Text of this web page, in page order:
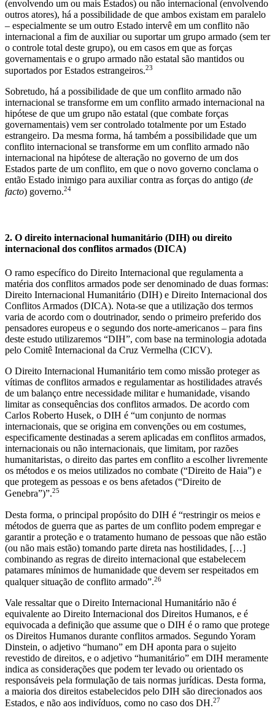
(envolvendo um ou mais Estados) ou não internacional (envolvendo
outros atores), há a possibilidade de que ambos existam em paralelo
– especialmente se um outro Estado intervê em um conflito não
internacional a fim de auxiliar ou suportar um grupo armado (sem ter
o controle total deste grupo), ou em casos em que as forças
governamentais e o grupo armado não estatal são mantidos ou
suportados por Estados estrangeiros.23
Sobretudo, há a possibilidade de que um conflito armado não
internacional se transforme em um conflito armado internacional na
hipótese de que um grupo não estatal (que combate forças
governamentais) vem ser controlado totalmente por um Estado
estrangeiro. Da mesma forma, há também a possibilidade que um
conflito internacional se transforme em um conflito armado não
internacional na hipótese de alteração no governo de um dos
Estados parte de um conflito, em que o novo governo conclama o
então Estado inimigo para auxiliar contra as forças do antigo (de
facto) governo.24
2. O direito internacional humanitário (DIH) ou direito
internacional dos conflitos armados (DICA)
O ramo específico do Direito Internacional que regulamenta a
matéria dos conflitos armados pode ser denominado de duas formas:
Direito Internacional Humanitário (DIH) e Direito Internacional dos
Conflitos Armados (DICA). Nota-se que a utilização dos termos
varia de acordo com o doutrinador, sendo o primeiro preferido dos
pensadores europeus e o segundo dos norte-americanos – para fins
deste estudo utilizaremos “DIH”, com base na terminologia adotada
pelo Comitê Internacional da Cruz Vermelha (CICV).
O Direito Internacional Humanitário tem como missão proteger as
vítimas de conflitos armados e regulamentar as hostilidades através
de um balanço entre necessidade militar e humanidade, visando
limitar as consequências dos conflitos armados. De acordo com
Carlos Roberto Husek, o DIH é “um conjunto de normas
internacionais, que se origina em convenções ou em costumes,
especificamente destinadas a serem aplicadas em conflitos armados,
internacionais ou não internacionais, que limitam, por razões
humanitaristas, o direito das partes em conflito a escolher livremente
os métodos e os meios utilizados no combate (“Direito de Haia”) e
que protegem as pessoas e os bens afetados (“Direito de
Genebra”)”.25
Desta forma, o principal propósito do DIH é “restringir os meios e
métodos de guerra que as partes de um conflito podem empregar e
garantir a proteção e o tratamento humano de pessoas que não estão
(ou não mais estão) tomando parte direta nas hostilidades, […]
combinando as regras de direito internacional que estabelecem
patamares mínimos de humanidade que devem ser respeitados em
qualquer situação de conflito armado”.26
Vale ressaltar que o Direito Internacional Humanitário não é
equivalente ao Direito Internacional dos Direitos Humanos, e é
equivocada a definição que assume que o DIH é o ramo que protege
os Direitos Humanos durante conflitos armados. Segundo Yoram
Dinstein, o adjetivo “humano” em DH aponta para o sujeito
revestido de direitos, e o adjetivo “humanitário” em DIH meramente
indica as considerações que podem ter levado ou orientado os
responsáveis pela formulação de tais normas jurídicas. Desta forma,
a maioria dos direitos estabelecidos pelo DIH são direcionados aos
Estados, e não aos indivíduos, como no caso dos DH.27